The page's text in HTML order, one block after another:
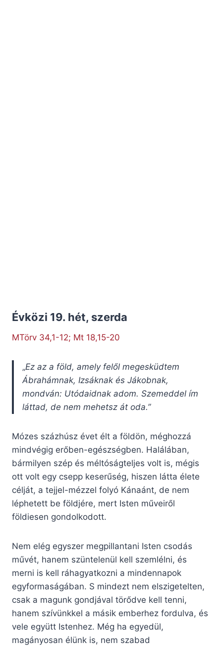
Évközi 19. hét, szerda
MTörv 34,1-12; Mt 18,15-20
„Ez az a föld, amely felől megesküdtem
Ábrahámnak, Izsáknak és Jákobnak,
mondván: Utódaidnak adom. Szemeddel ím
láttad, de nem mehetsz át oda.”
Mózes százhúsz évet élt a földön, méghozzá
mindvégig erőben-egészségben. Halálában,
bármilyen szép és méltóságteljes volt is, mégis
ott volt egy csepp keserűség, hiszen látta élete
célját, a tejjel-mézzel folyó Kánaánt, de nem
léphetett be földjére, mert Isten műveiről
földiesen gondolkodott.
Nem elég egyszer megpillantani Isten csodás
művét, hanem szüntelenül kell szemlélni, és
merni is kell ráhagyatkozni a mindennapok
egyformaságában. S mindezt nem elszigetelten,
csak a magunk gondjával törődve kell tenni,
hanem szívünkkel a másik emberhez fordulva, és
vele együtt Istenhez. Még ha egyedül,
magányosan élünk is, nem szabad